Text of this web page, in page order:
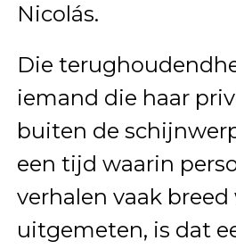
Nicolás.
Die
iemand die haar
buiten de
een tijd waarin
verhalen vaak
uitgemeten, is dat